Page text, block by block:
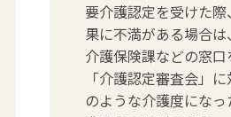
要介護認定を受けた
果に不満がある場合
介護保険課などの窓口
「介護認定審査会」
のような介護度にな